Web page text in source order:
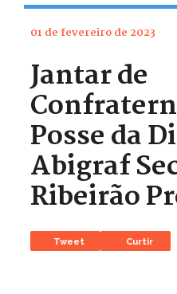
01 de fevereiro de 2023
Jantar de
Posse da
Abigraf
Ribeirão
Tweet Curtir